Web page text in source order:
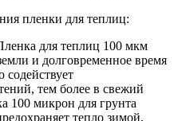
пленки для теплиц:
для теплиц 100 мкм
и долговременное время
содействует
тем более в свежий
100 микрон для грунта
тепло зимой,